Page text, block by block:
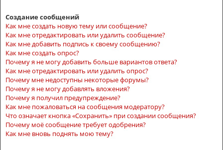
Создание сообщений
Как мне создать новую тему или сообщение?
Как мне отредактировать или удалить сообщение?
Как мне добавить подпись к своему сообщению?
Как мне создать опрос?
Почему я не могу добавить больше вариантов ответа?
Как мне отредактировать или удалить опрос?
Почему мне недоступны некоторые форумы?
Почему я не могу добавлять вложения?
Почему я получил предупреждение?
Как мне пожаловаться на сообщения модератору?
Что означает кнопка «Сохранить» при создании сообщения?
Почему моё сообщение требует одобрения?
Как мне вновь поднять мою тему?